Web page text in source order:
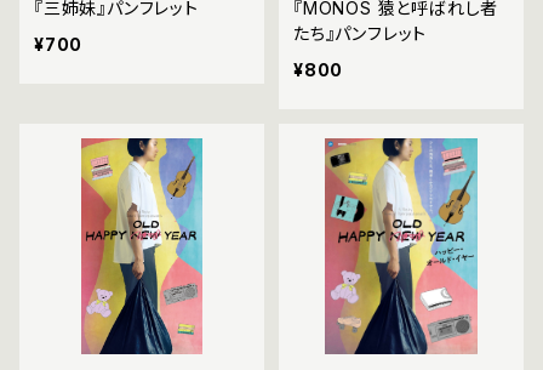
『三姉妹』パンフレット
¥700
『MONOS 猿と呼ばれし者
たち』パンフレット
¥800